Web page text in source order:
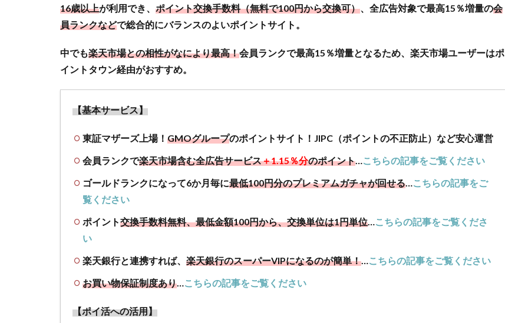
ウ
ン」
会す
の注
意点
2.1
ント
タウ
ポイ
ント
ト業
界で
最高
峰
2.2
ポイ
16歳以上が利用でき、 ポイント交換手数料（無料で100円から交換可）、全広告対象で最高15％増量の会
員ランクなどで総合的にバランスのよいポイントサイト。
中でも楽天市場との相性がなにより最高！会員ランクで最高15％増量となるため、楽天市場ユーザーはポ
イントタウン経由がおすすめ。
【基本サービス】
東証マザーズ上場！ GMOグループのポイントサイト！JIPC（ポイントの不正防止）など安心運営
会員ランクで楽天市場含む全広告サービス＋1.15％分のポイント…こちらの記事をご覧ください
ゴールドランクになって6か月毎に最低100円分のプレミアムガチャが回せる…こちらの記事をご
覧ください
ポイント交換手数料無料、最低金額100円から、交換単位は1円単位…こちらの記事をご覧くださ
い
楽天銀行と連携すれば、 楽天銀行のスーパーVIPになるのが簡単！…こちらの記事をご覧ください
お買い物保証制度あり…こちらの記事をご覧ください
【ポイ活への活用】